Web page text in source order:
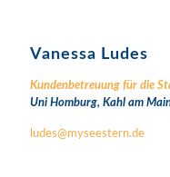
Vanessa Ludes
Kundenbetreuung für die
Uni Homburg, Kahl am
ludes@myseestern.de